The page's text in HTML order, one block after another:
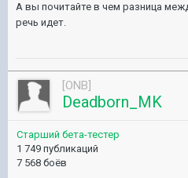
А вы почитайте в чем разница
речь идет.
[ONB]
Deadborn_MK
Старший бета-тестер
1 749 публикаций
7 568 боёв